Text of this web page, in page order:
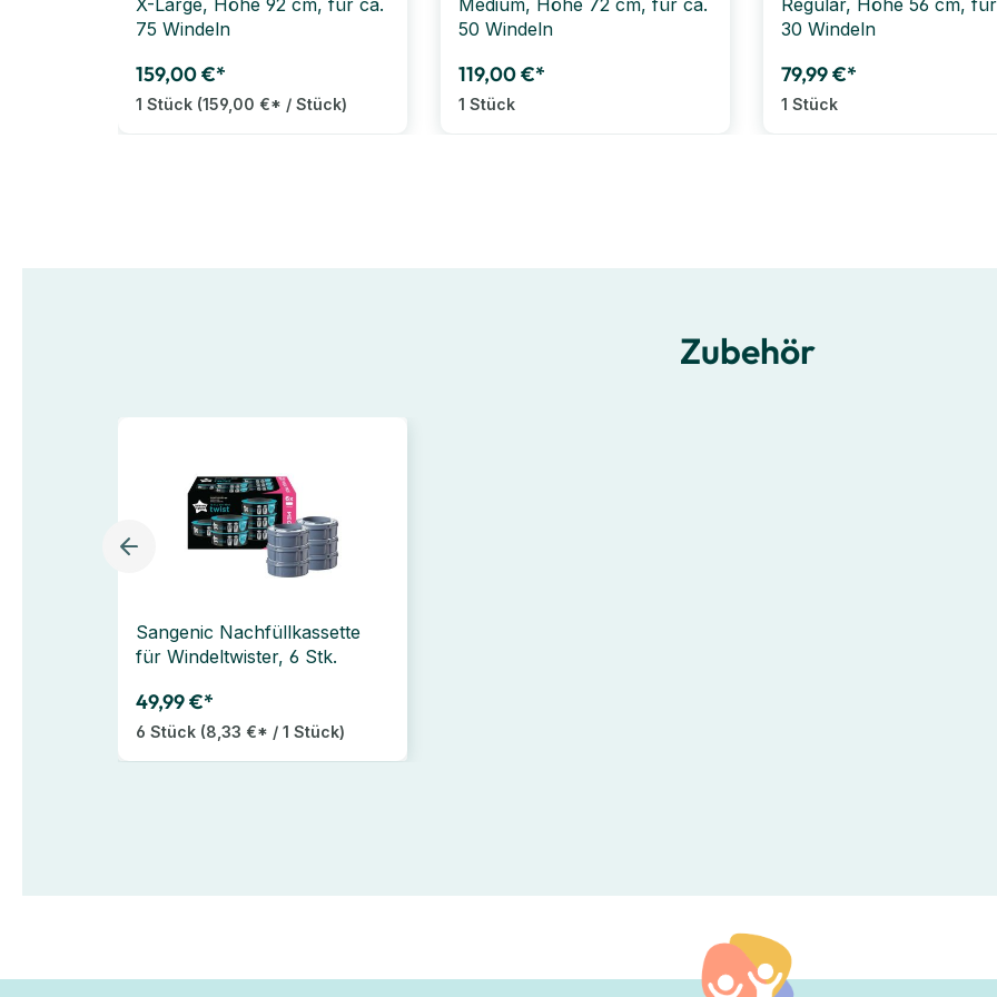
75 Windeln
159,00 €*
1 Stück (159,00 €* / Stück)
50 Windeln
119,00 €*
1 Stück
30 Windeln
79,99 €*
1 Stück
Zubehör
Sangenic Nachfüllkassette
für Windeltwister, 6 Stk.
49,99 €*
6 Stück (8,33 €* / 1 Stück)